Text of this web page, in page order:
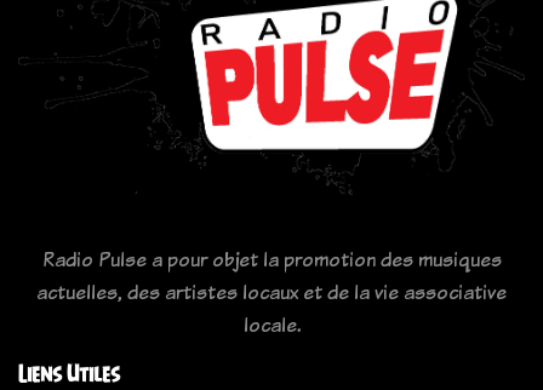
Radio Pulse a pour objet la promotion des musiques
actuelles, des artistes locaux et de la vie associative
locale.
Liens Utiles